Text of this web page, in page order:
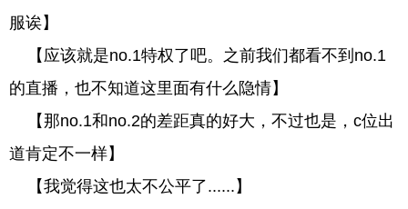
服诶】
【应该就是no.1特权了吧。之前我们都看不到no.1
的直播，也不知道这里面有什么隐情】
【那no.1和no.2的差距真的好大，不过也是，c位出
道肯定不一样】
【我觉得这也太不公平了......】